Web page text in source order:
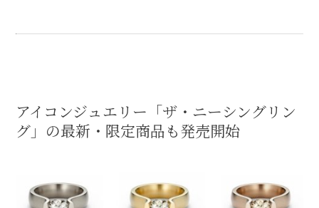
アイコンジュエリー「ザ・ニーシングリン
グ」の最新・限定商品も発売開始